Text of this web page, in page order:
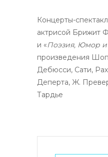
Концерты-
актрисой Брижит
и «Поэзия, Юмор
произведения
Дебюсси, Сати,
Деперта, Ж.
Тардье